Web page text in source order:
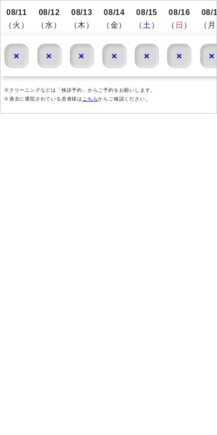
08/11
（火）
08/12
（水）
08/13
（木）
08/14
（金）
08/15
（ 土 ）
08/16
（ 日 ）
08/
（
× × × × × × ×
※クリーニングなどは「検診予約」からご予約をお願いします。
※過去に通院されている患者様は こちらからご確認ください。